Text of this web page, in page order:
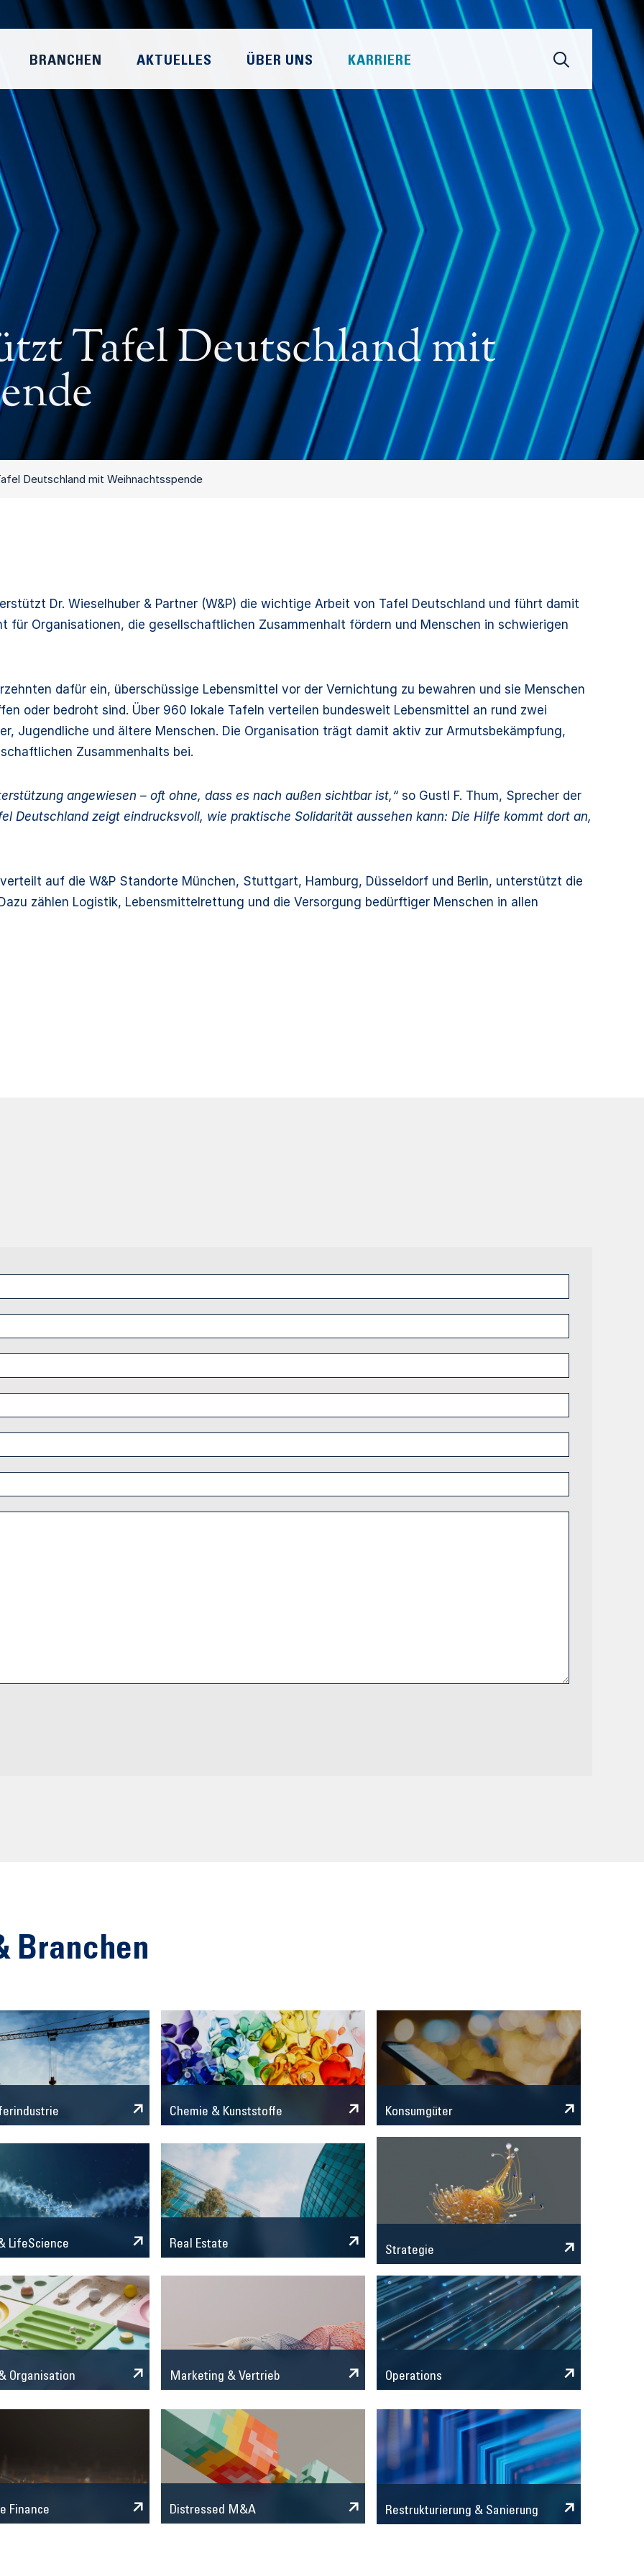
Dr. Wieselhuber & Partner (W&P) die wichtige Arbeit von Tafel Deutschland und führt damit
für Organisationen, die gesellschaftlichen Zusammenhalt fördern und Menschen in schwierigen
dafür ein, überschüssige Lebensmittel vor der Vernichtung zu bewahren und sie Menschen
oder bedroht sind. Über 960 lokale Tafeln verteilen bundesweit Lebensmittel an rund zwei
Jugendliche und ältere Menschen. Die Organisation trägt damit aktiv zur Armutsbekämpfung,
Zusammenhalts bei.
angewiesen – oft ohne, dass es nach außen sichtbar ist,“ so Gustl F. Thum, Sprecher der
Deutschland zeigt eindrucksvoll, wie praktische Solidarität aussehen kann: Die Hilfe kommt dort an,
auf die W&P Standorte München, Stuttgart, Hamburg, Düsseldorf und Berlin, unterstützt die
zählen Logistik, Lebensmittelrettung und die Versorgung bedürftiger Menschen in allen
Deutschland mit Weihnachtsspende
Branchen
Chemie & Kunststoffe Konsumgüter
LifeScience Real Estate Strategie
Organisation Marketing & Vertrieb Operations
Finance Distressed M&A Restrukturierung & Sanierung
Tafel Deutschland mit
BRANCHEN AKTUELLES ÜBER UNS KARRIERE